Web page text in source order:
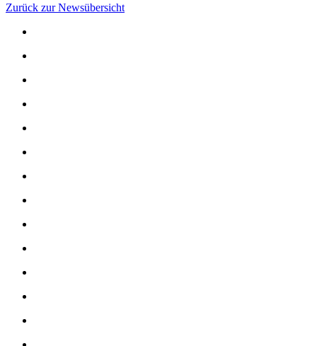
Zurück zur Newsübersicht